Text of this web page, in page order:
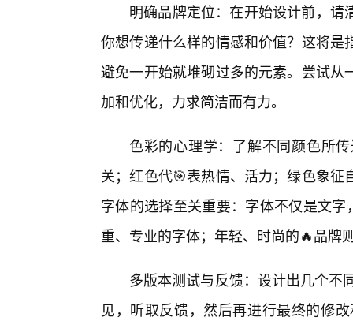
明确品牌定位：在开始设计前，
你想传递什么样的情感和价值？这将
避免一开始就堆砌过多的元素。尝试
加和优化，力求简洁而有力。
色彩的心理学：了解不同颜色所
关；红色代🎯表热情、活力；绿色象
字体的选择至关重要：字体不仅是文
重、专业的字体；年轻、时尚的🔥品牌
多版本测试与反馈：设计出几个不
见，听取反馈，然后再进行最终的修